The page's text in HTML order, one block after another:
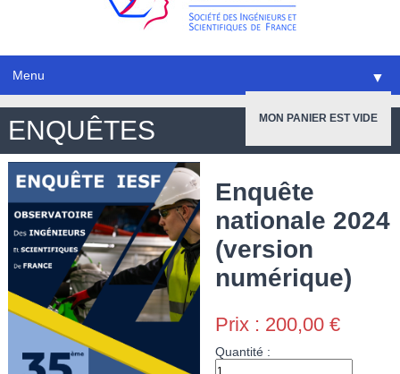
Menu ▼
ENQUÊTES
Enquête
nationale 2024
(version
numérique)
Prix : 200,00 €
Quantité :